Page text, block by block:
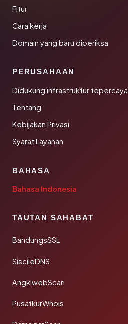
Fitur
Cara kerja
Domain yang baru diperiksa
PERUSAHAAN
Didukung infrastruktur tepercaya
Tentang
Kebijakan Privasi
Syarat Layanan
BAHASA
Bahasa Indonesia
TAUTAN SAHABAT
BandungsSSL
SiscileDNS
AngklwebScan
PusatkurWhois